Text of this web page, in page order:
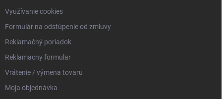
Využívanie cookies
Formulár na odstúpenie od zmluvy
Reklamačný poriadok
Reklamacny formular
Vrátenie / výmena tovaru
Moja objednávka